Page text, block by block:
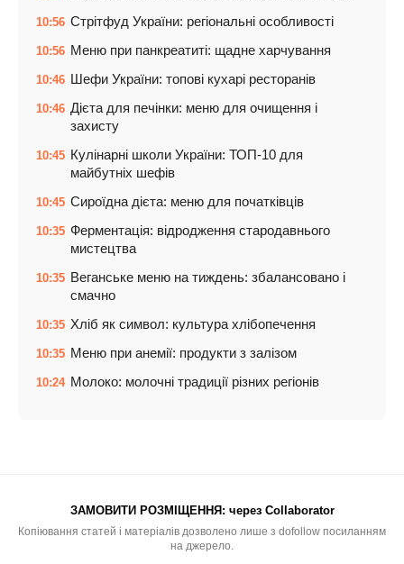
10:56 Стрітфуд України: регіональні особливості
10:56 Меню при панкреатиті: щадне харчування
10:46 Шефи України: топові кухарі ресторанів
10:46 Дієта для печінки: меню для очищення і
захисту
10:45 Кулінарні школи України: ТОП-10 для
майбутніх шефів
10:45 Сироїдна дієта: меню для початківців
10:35 Ферментація: відродження стародавнього
мистецтва
10:35 Веганське меню на тиждень: збалансовано і
смачно
10:35 Хліб як символ: культура хлібопечення
10:35 Меню при анемії: продукти з залізом
10:24 Молоко: молочні традиції різних регіонів
ЗАМОВИТИ РОЗМІЩЕННЯ: через Collaborator
Копіювання статей і матеріалів дозволено лише з dofollow посиланням
на джерело.